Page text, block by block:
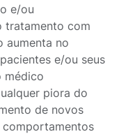
e/ou
tratamento com
aumenta no
e/ou seus
médico
piora do
de novos